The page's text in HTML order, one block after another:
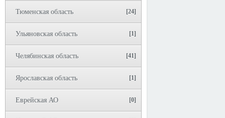
Тюменская область [24]
Ульяновская область [1]
Челябинская область [41]
Ярославская область [1]
Еврейская АО [0]